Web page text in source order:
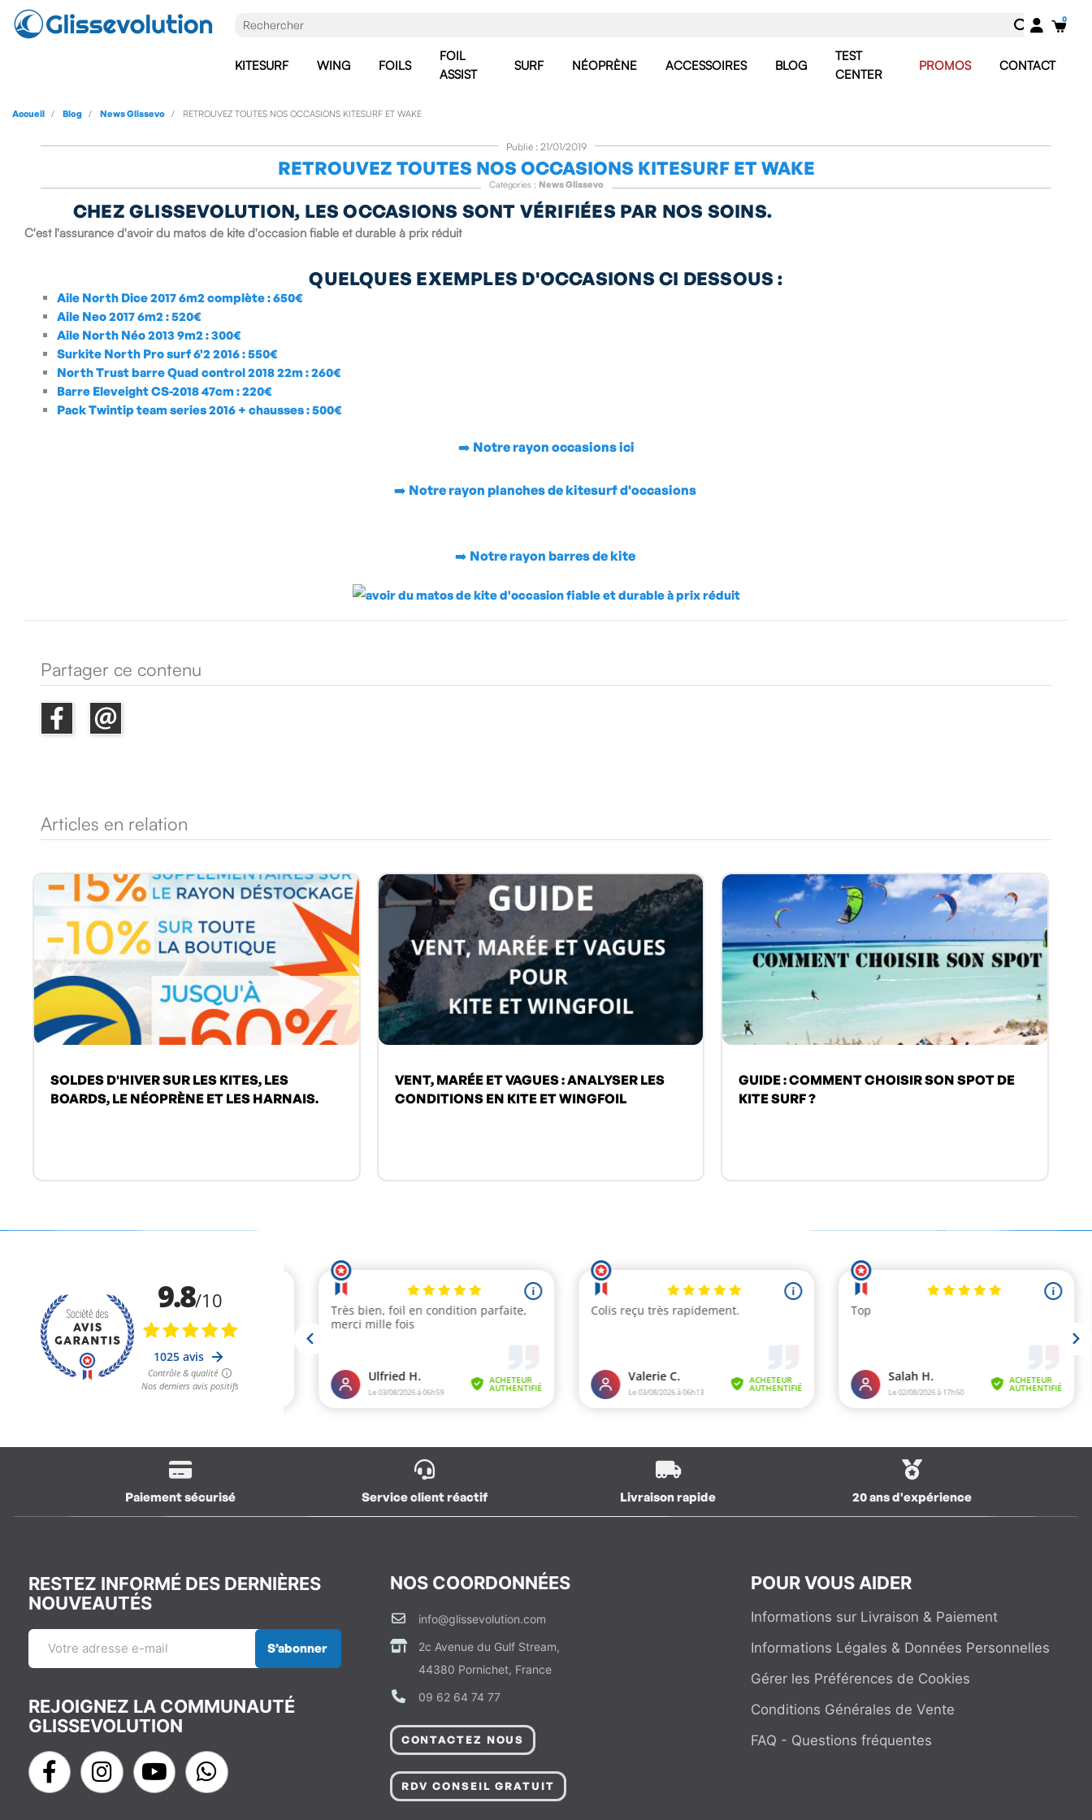
KITESURF WING FOILS
FOIL
ASSIST
SURF NÉOPRÈNE ACCESSOIRES BLOG
TEST
CENTER
PROMOS CONTACT
Accueil Blog News Glissevo RETROUVEZ TOUTES NOS OCCASIONS KITESURF ET WAKE
Publié : 21/01/2019
RETROUVEZ TOUTES NOS OCCASIONS KITESURF ET WAKE
Catégories : News Glissevo
CHEZ GLISSEVOLUTION, LES OCCASIONS SONT VÉRIFIÉES PAR NOS SOINS.
C'est l'assurance d'avoir du matos de kite d'occasion fiable et durable à prix réduit
QUELQUES EXEMPLES D'OCCASIONS CI DESSOUS :
Aile North Dice 2017 6m2 complète: 650€
Aile Neo 2017 6m2: 520€
Aile North Néo 2013 9m2: 300€
Surkite North Pro surf 6'2 2016: 550€
North Trust barre Quad control 2018 22m: 260€
Barre Eleveight CS-2018 47cm: 220€
Pack Twintip team series 2016 + chausses: 500€
➡️ Notre rayon occasions ici
➡️ Notre rayon planches de kitesurf d'occasions
➡️ Notre rayon barres de kite
Partager ce contenu
Articles en relation
SOLDES D'HIVER SUR LES KITES, LES
BOARDS, LE NÉOPRÈNE ET LES HARNAIS.
VENT, MARÉE ET VAGUES : ANALYSER LES
CONDITIONS EN KITE ET WINGFOIL
GUIDE : COMMENT CHOISIR SON SPOT DE
KITE SURF ?
Paiement sécurisé Service client réactif Livraison rapide 20 ans d'expérience
RESTEZ INFORMÉ DES DERNIÈRES
NOUVEAUTÉS
S’abonner
REJOIGNEZ LA COMMUNAUTÉ
GLISSEVOLUTION
NOS COORDONNÉES
info@glissevolution.com
2c Avenue du Gulf Stream,
44380 Pornichet, France
09 62 64 74 77
CONTACTEZ NOUS
RDV CONSEIL GRATUIT
POUR VOUS AIDER
Informations sur Livraison & Paiement
Informations Légales & Données Personnelles
Gérer les Préférences de Cookies
Conditions Générales de Vente
FAQ - Questions fréquentes